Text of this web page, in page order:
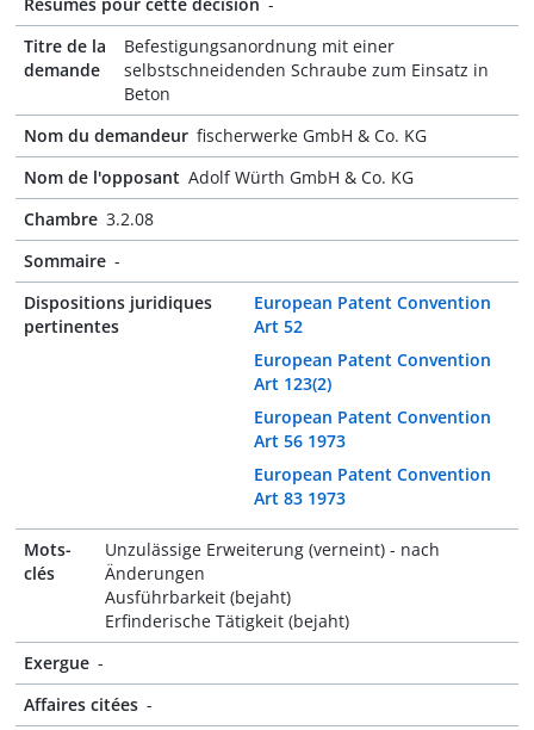
Titre de la
demande
Befestigungsanordnung mit einer
selbstschneidenden Schraube zum Einsatz in
Beton
Nom du demandeur fischerwerke GmbH & Co. KG
Nom de l'opposant Adolf Würth GmbH & Co. KG
Chambre 3.2.08
Sommaire -
Dispositions juridiques
pertinentes
European Patent Convention
Art 52
European Patent Convention
Art 123(2)
European Patent Convention
Art 56 1973
European Patent Convention
Art 83 1973
Mots-
clés
Unzulässige Erweiterung (verneint) - nach
Änderungen
Ausführbarkeit (bejaht)
Erfinderische Tätigkeit (bejaht)
Exergue -
Affaires citées -